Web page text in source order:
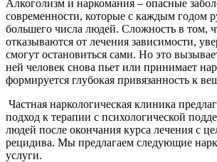
Алкоголизм и наркомания – опасные
современности, которые с каждым годом
большего числа людей. Сложность в том,
отказываются от лечения зависимости,
смогут остановиться сами. Но это
ней человек снова пьет или принимает
формируется глубокая привязанность к
Частная наркологическая клиника
подход к терапии с психологической
людей после окончания курса лечения с
рецидива. Мы предлагаем следующие
услуги.